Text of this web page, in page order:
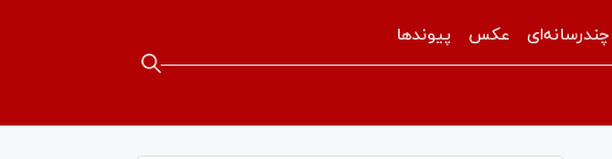
چندرسانه‌ای عکس پیوندها